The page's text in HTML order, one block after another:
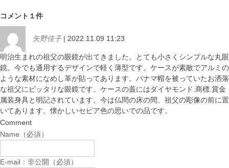
コメント１件
矢野佳子| 2022.11.09 11:23
明治生まれの祖父の眼鏡が出てきました。とても小さくシンプルな丸眼
鏡。今でも通用するデザインで軽く薄型です。ケースが素敵でアルミの
ような素材になめし革が貼ってあります。パナマ帽を被っていたお洒落
な祖父にピッタリな眼鏡です。ケースの蓋にはダイヤモンド.商標.賞金
属装身具と明記されています。今は仏間の床の間、祖父の彫像の前に置
いてあります。懐かしいセピア色の思いでの品です。
Comment
Name（必須）
E-mail：非公開（必須）